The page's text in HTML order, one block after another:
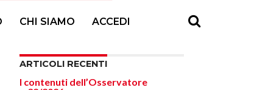
CHI SIAMO ACCEDI
ARTICOLI RECENTI
I contenuti dell’Osservatore